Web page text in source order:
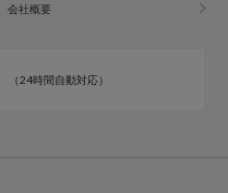
会社概要
（24時間自動対応）